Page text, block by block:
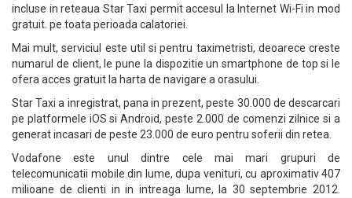
incluse in reteaua Star Taxi permit accesul la Internet Wi-Fi in mod
gratuit. pe toata perioada calatoriei.
Mai mult, serviciul este util si pentru taximetristi, deoarece creste
numarul de client, le pune la dispozitie un smartphone de top si le
ofera acces gratuit la harta de navigare a orasului.
Star Taxi a inregistrat, pana in prezent, peste 30.000 de descarcari
pe platformele iOS si Android, peste 2.000 de comenzi zilnice si a
generat incasari de peste 23.000 de euro pentru soferii din retea.
Vodafone este unul dintre cele mai mari grupuri de
telecomunicatii mobile din lume, dupa venituri, cu aproximativ 407
milioane de clienti in in intreaga lume, la 30 septembrie 2012.